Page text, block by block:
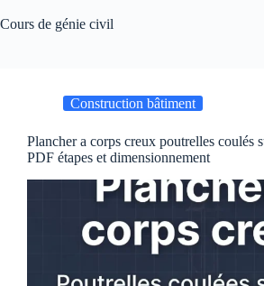
Cours de génie civil
Construction bâtiment
Plancher a corps creux poutrelles coulés
PDF étapes et dimensionnement